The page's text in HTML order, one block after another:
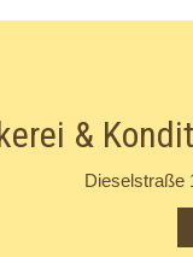
&
Dieselstraße